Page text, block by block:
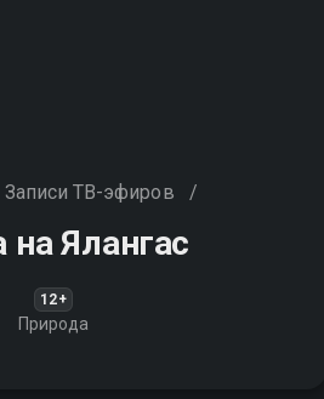
Записи ТВ-эфиров /
на Ялангас
12+
Природа